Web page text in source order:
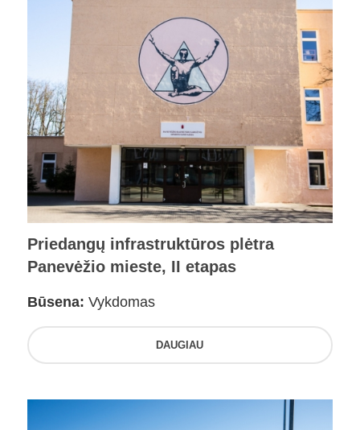
Priedangų infrastruktūros plėtra
Panevėžio mieste, II etapas
Būsena: Vykdomas
DAUGIAU